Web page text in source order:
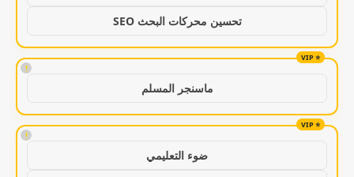
تحسين محركات البحث SEO
!
ماسنجر المسلم
!
ضوء التعليمي